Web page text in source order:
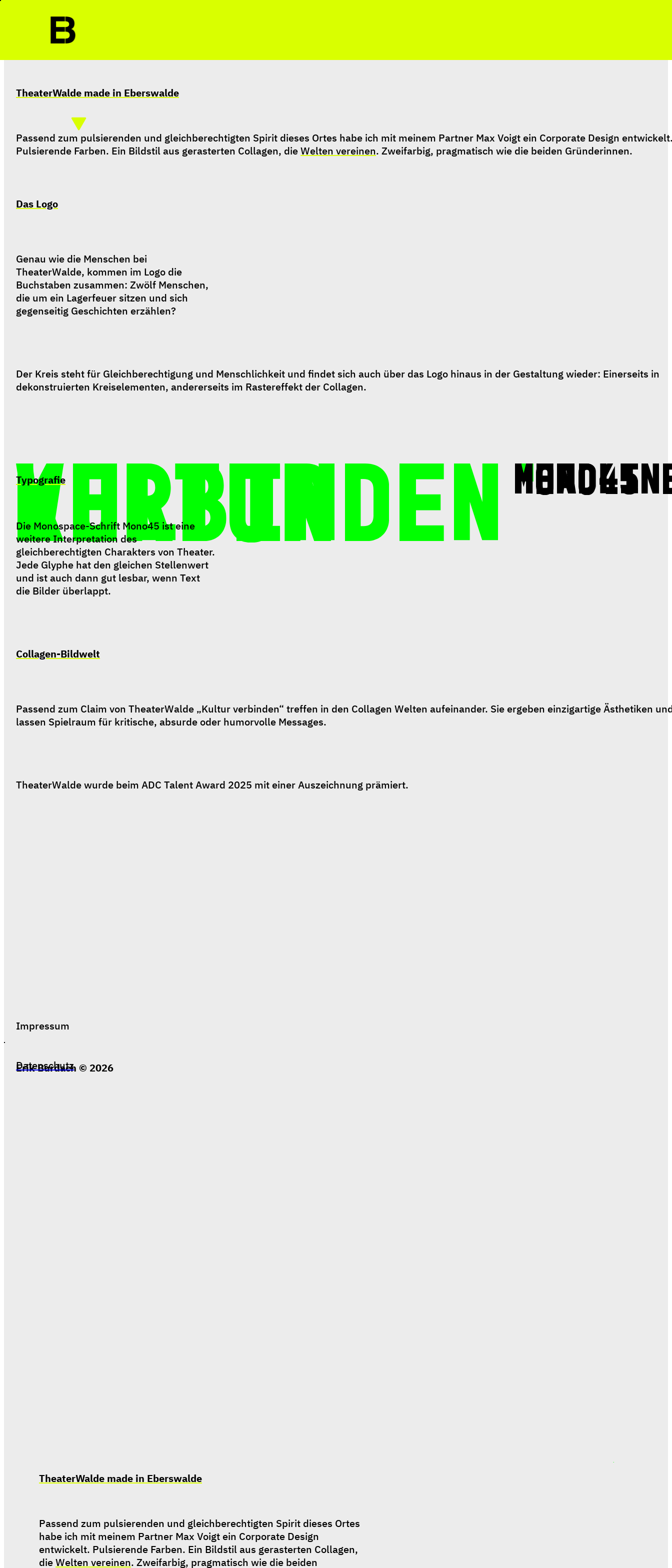
TheaterWalde made in Eberswalde
Passend zum pulsierenden und gleichberechtigten Spirit dieses Ortes habe ich mit meinem Partner Max Voigt ein Corporate Design
Pulsierende Farben. Ein Bildstil aus gerasterten Collagen, die Welten vereinen. Zweifarbig, pragmatisch wie die beiden Gründerinnen.
Das Logo
Genau wie die Menschen bei
TheaterWalde, kommen im Logo die
Buchstaben zusammen: Zwölf Menschen,
die um ein Lagerfeuer sitzen und sich
gegenseitig Geschichten erzählen?
Der Kreis steht für Gleichberechtigung und Menschlichkeit und findet sich auch über das Logo hinaus in der Gestaltung wieder: Einerseits in
dekonstruierten Kreiselementen, andererseits im Rastereffekt der Collagen.
Typografie
Die Monospace-Schrift Mono45 ist eine
weitere Interpretation des
gleichberechtigten Charakters von Theater.
Jede Glyphe hat den gleichen Stellenwert
und ist auch dann gut lesbar, wenn Text
die Bilder überlappt.
Collagen-Bildwelt
Passend zum Claim von TheaterWalde „Kultur verbinden“ treffen in den Collagen Welten aufeinander. Sie ergeben einzigartige Ästhetiken
lassen Spielraum für kritische, absurde oder humorvolle Messages.
TheaterWalde wurde beim ADC Talent Award 2025 mit einer Auszeichnung prämiert.
Impressum
Erik Burdach © 2026
Datenschutz
TheaterWalde made in Eberswalde
Passend zum pulsierenden und gleichberechtigten Spirit dieses Ortes
habe ich mit meinem Partner Max Voigt ein Corporate Design
entwickelt. Pulsierende Farben. Ein Bildstil aus gerasterten Collagen,
die Welten vereinen. Zweifarbig, pragmatisch wie die beiden